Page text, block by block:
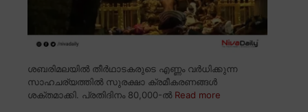
ശബരിമലയിൽ തീർഥാടകരുടെ എണ്ണം വർധിക്കുന്ന
സാഹചര്യത്തിൽ സുരക്ഷാ ക്രമീകരണങ്ങൾ
ശക്തമാക്കി. പ്രതിദിനം 80,000-ൽ Read more